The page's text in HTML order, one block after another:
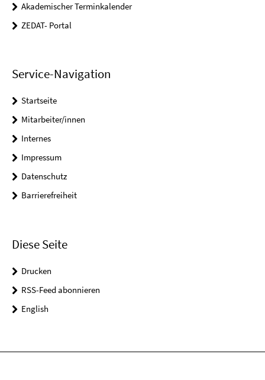
Akademischer Terminkalender
ZEDAT- Portal
Service-Navigation
Startseite
Mitarbeiter/innen
Internes
Impressum
Datenschutz
Barrierefreiheit
Diese Seite
Drucken
RSS-Feed abonnieren
English